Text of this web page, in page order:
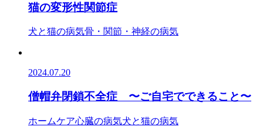
猫の変形性関節症
犬と猫の病気骨・関節・神経の病気
2024.07.20
僧帽弁閉鎖不全症 〜ご自宅でできること〜
ホームケア心臓の病気犬と猫の病気